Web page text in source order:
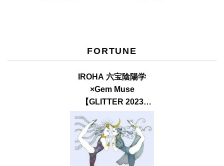
FORTUNE
IROHA 六宝陰陽学
×Gem Muse
【GLITTER 2023
SUMMER issue】